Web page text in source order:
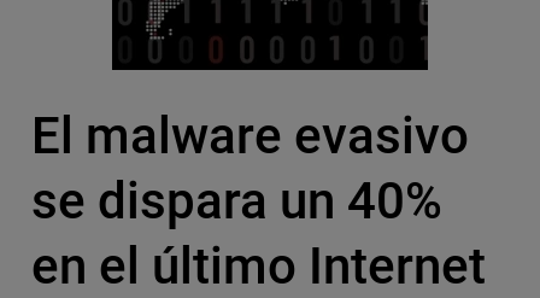
El malware evasivo
se dispara un 40%
en el último Internet